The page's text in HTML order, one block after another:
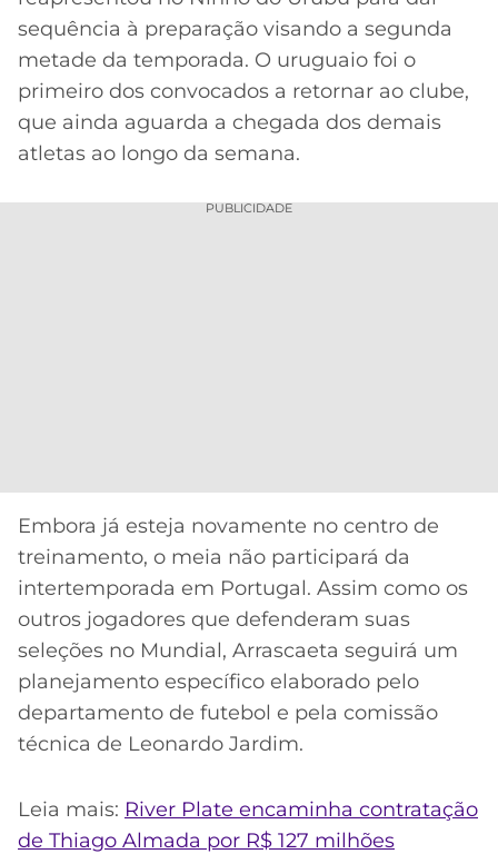
ONLINE
2026
GRÊMIO
ATLÉTICO
MG
CRUZEIRO
LALIGA
sequência à preparação visando a segunda
metade da temporada. O uruguaio foi o
primeiro dos convocados a retornar ao clube,
que ainda aguarda a chegada dos demais
atletas ao longo da semana.
PUBLICIDADE
Embora já esteja novamente no centro de
treinamento, o meia não participará da
intertemporada em Portugal. Assim como os
outros jogadores que defenderam suas
seleções no Mundial, Arrascaeta seguirá um
planejamento específico elaborado pelo
departamento de futebol e pela comissão
técnica de Leonardo Jardim.
Leia mais: River Plate encaminha contratação
de Thiago Almada por R$ 127 milhões